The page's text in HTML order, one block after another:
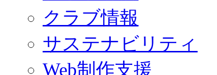
クラブ情報
サステナビリティ
Web制作支援